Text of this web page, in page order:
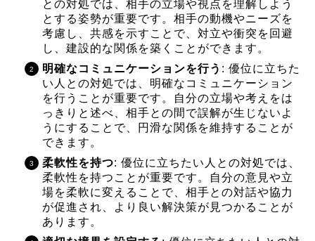
との対処では、相手の立場や視点を理解しよう
とする姿勢が重要です。相手の動機やニーズを
考慮し、共感を示すことで、対立や衝突を回避
し、建設的な関係を築くことができます。
明確なコミュニケーションを行う : 優位に立ちた
い人との対処では、明確なコミュニケーション
を行うことが重要です。自分の立場や考えをは
っきりと述べ、相手との間で誤解が生じないよ
うにすることで、円滑な関係を維持することが
できます。
柔軟性を持つ: 優位に立ちたい人との対処では、
柔軟性を持つことが重要です。自分の意見や立
場を柔軟に変えることで、相手との対話や協力
が促進され、より良い解決策が見つかることが
あります。